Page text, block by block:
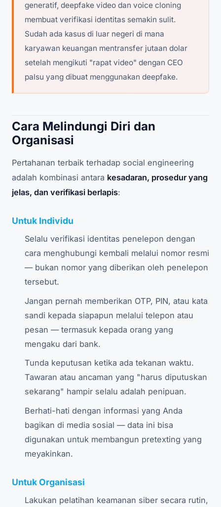
generatif, deepfake video dan voice cloning
membuat verifikasi identitas semakin sulit.
Sudah ada kasus di luar negeri di mana
karyawan keuangan mentransfer jutaan dolar
setelah mengikuti "rapat video" dengan CEO
palsu yang dibuat menggunakan deepfake.
Cara Melindungi Diri dan
Organisasi
Pertahanan terbaik terhadap social engineering
adalah kombinasi antara kesadaran, prosedur yang
jelas, dan verifikasi berlapis:
Untuk Individu
Selalu verifikasi identitas penelepon dengan
cara menghubungi kembali melalui nomor resmi
— bukan nomor yang diberikan oleh penelepon
tersebut.
Jangan pernah memberikan OTP, PIN, atau kata
sandi kepada siapapun melalui telepon atau
pesan — termasuk kepada orang yang
mengaku dari bank.
Tunda keputusan ketika ada tekanan waktu.
Tawaran atau ancaman yang "harus diputuskan
sekarang" hampir selalu adalah penipuan.
Berhati-hati dengan informasi yang Anda
bagikan di media sosial — data ini bisa
digunakan untuk membangun pretexting yang
meyakinkan.
Untuk Organisasi
Lakukan pelatihan keamanan siber secara rutin,